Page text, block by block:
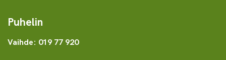
Puhelin
Vaihde: 019 77 920